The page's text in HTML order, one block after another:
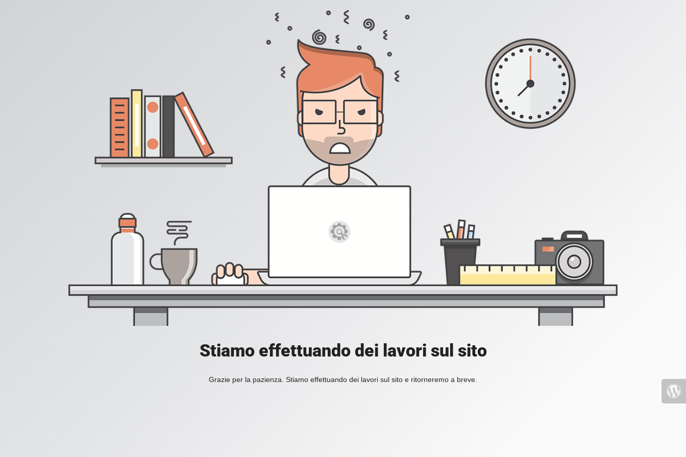
Stiamo effettuando dei lavori sul sito
Grazie per la pazienza. Stiamo effettuando dei lavori sul sito e ritorneremo a breve.